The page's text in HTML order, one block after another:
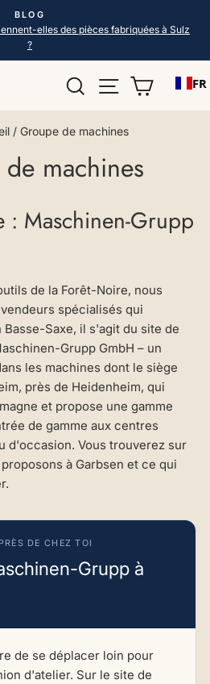
Pause
Diaporama
BLOG
elles des pièces fabriquées à Sulz
?
RechercheNavigation
ChariotFR
/ Groupe de machines
machines
: Maschinen-Grupp
de la Forêt-Noire, nous
spécialisés qui
Saxe, il s'agit du site de
Grupp GmbH – un
les machines dont le siège
près de Heidenheim, qui
et propose une gamme
de gamme aux centres
d'occasion. Vous trouverez sur
à Garbsen et ce qui
DE CHEZ TOI
Grupp à
de se déplacer loin pour
d'atelier. Sur le site de